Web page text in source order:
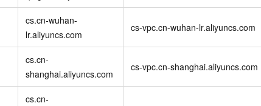
cs.cn-wuhan-
lr.aliyuncs.com
cs-vpc.cn-wuhan-lr.aliyuncs.com
cs.cn-
shanghai.aliyuncs.com
cs-vpc.cn-shanghai.aliyuncs.com
cs.cn-